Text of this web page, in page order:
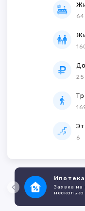
64
6
Ипотека
Заявка на